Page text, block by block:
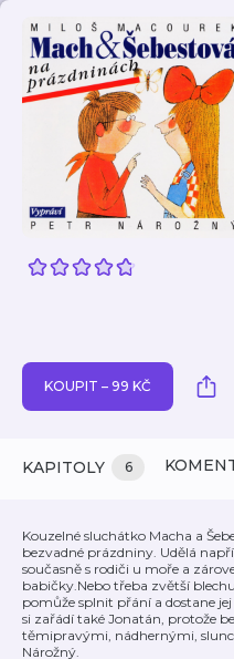
KOUPIT – 99 KČ
KAPITOLY 6
Kouzelné sluchátko Macha a
bezvadné prázdniny. Udělá
současně s rodiči u moře a
babičky.Nebo třeba zvětší
pomůže splnit přání a dostane
si zařádí také Jonatán, protože
těmipravými, nádhernými,
Nárožný.